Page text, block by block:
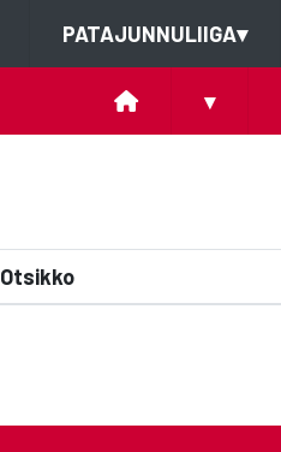
PATAJUNNULIIGA▾
▾
Otsikko